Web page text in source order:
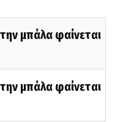
μπάλα φαίνεται
μπάλα φαίνεται